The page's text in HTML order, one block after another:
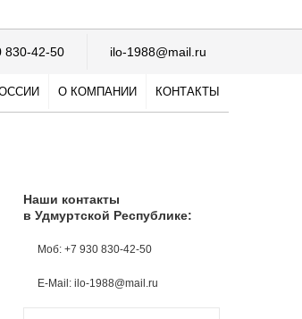
830-42-50 ilo-1988@mail.ru
О КОМПАНИИ КОНТАКТЫ
Наши контакты
в Удмуртской Республике:
Моб: +7 930 830-42-50
E-Mail: ilo-1988@mail.ru